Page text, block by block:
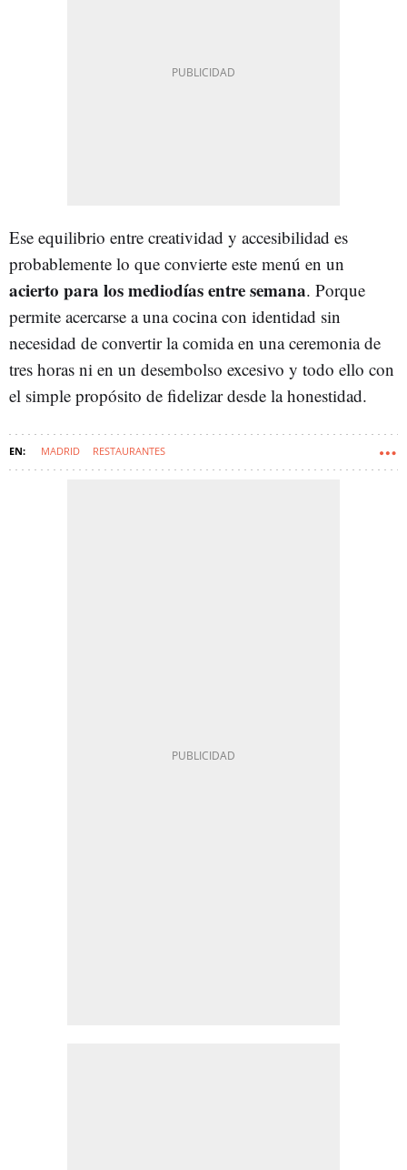
Ese equilibrio entre creatividad y accesibilidad es
probablemente lo que convierte este menú en un
acierto para los mediodías entre semana. Porque
permite acercarse a una cocina con identidad sin
necesidad de convertir la comida en una ceremonia de
tres horas ni en un desembolso excesivo y todo ello con
el simple propósito de fidelizar desde la honestidad.
MADRID RESTAURANTES